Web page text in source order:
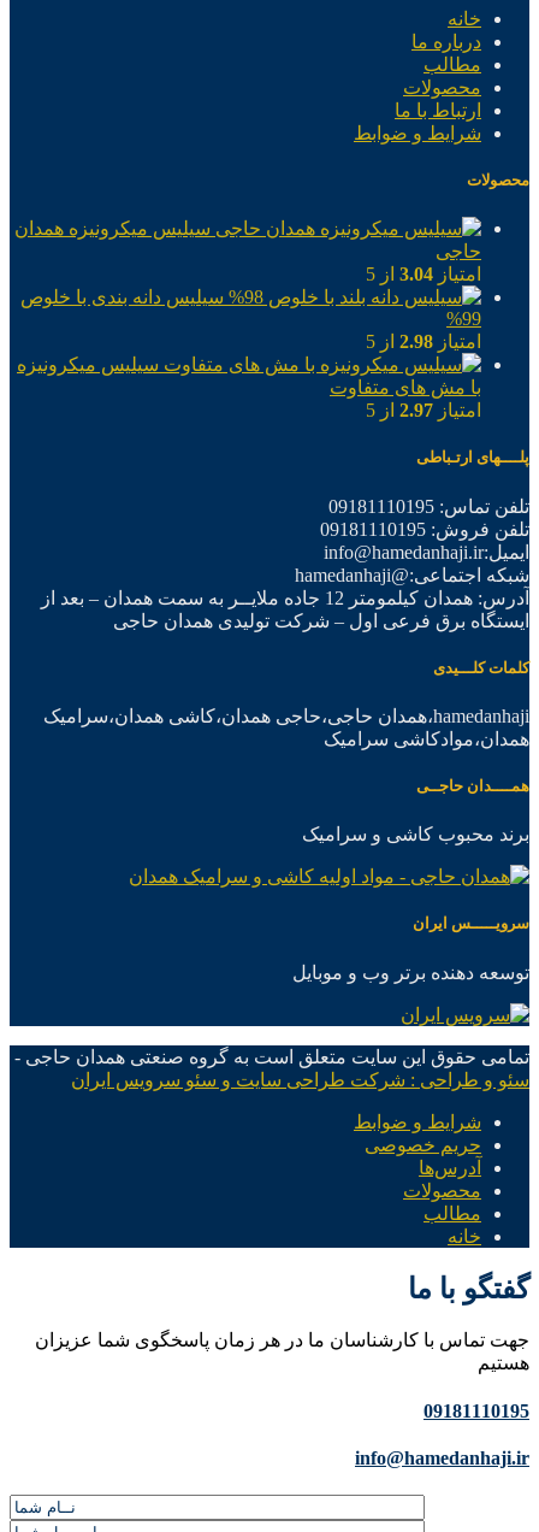
خانه
درباره ما
مطالب
محصولات
ارتباط با ما
شرایط و ضوابط
محصولات
سیلیس میکرونیزه همدان
حاجی
امتیاز 3.04 از 5
سیلیس دانه بندی با خلوص
99%
امتیاز 2.98 از 5
سیلیس میکرونیزه
با مش های متفاوت
امتیاز 2.97 از 5
پلــــهای ارتـباطی
تلفن تماس: 09181110195
تلفن فروش: 09181110195
ایمیل:info@hamedanhaji.ir
شبکه اجتماعی:@hamedanhaji
آدرس: همدان کیلمومتر 12 جاده ملایــر به سمت همدان – بعد از
ایستگاه برق فرعی اول – شرکت تولیدی همدان حاجی
کلمات کلـــیدی
hamedanhaji،همدان حاجی،حاجی همدان،کاشی همدان،سرامیک
همدان،موادکاشی سرامیک
همــــدان حاجــی
برند محبوب کاشی و سرامیک
سرویـــــس ایران
توسعه دهنده برتر وب و موبایل
تمامی حقوق این سایت متعلق است به گروه صنعتی همدان حاجی -
سئو و طراحی : شرکت طراحی سایت و سئو سرویس ایران
شرایط و ضوابط
حریم خصوصی
آدرس‌ها
محصولات
مطالب
خانه
گفتگو با ما
جهت تماس با کارشناسان ما در هر زمان پاسخگوی شما عزیزان
هستیم
09181110195
info@hamedanhaji.ir